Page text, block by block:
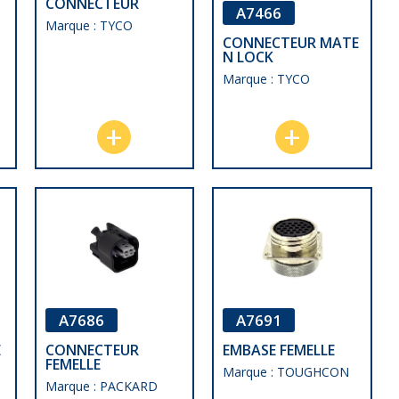
Marque : TYCO
A7466
CONNECTEUR MATE
N LOCK
Marque : TYCO
A7686
CONNECTEUR
FEMELLE
Marque : PACKARD
A7691
EMBASE FEMELLE
Marque : TOUGHCON